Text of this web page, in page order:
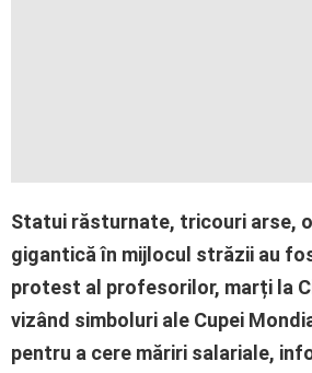
Statui răsturnate, tricouri arse,
gigantică în mijlocul străzii au
protest al profesorilor, marți la
vizând simboluri ale Cupei
pentru a cere măriri salariale,